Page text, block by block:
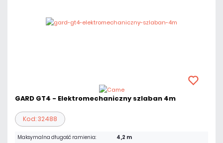
GARD GT4 - Elektromechaniczny szlaban 4m
Kod: 32488
Maksymalna długość ramienia:
4,2 m